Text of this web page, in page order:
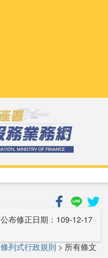
公布修正日期： 109-12-17
條列式行政規則 > 所有條文